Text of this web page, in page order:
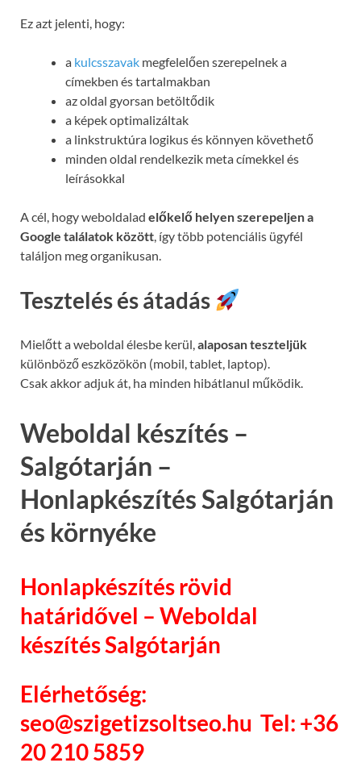
Ez azt jelenti, hogy:
a kulcsszavak megfelelően szerepelnek a
címekben és tartalmakban
az oldal gyorsan betöltődik
a képek optimalizáltak
a linkstruktúra logikus és könnyen követhető
minden oldal rendelkezik meta címekkel és
leírásokkal
A cél, hogy weboldalad előkelő helyen szerepeljen a
Google találatok között, így több potenciális ügyfél
találjon meg organikusan.
Tesztelés és átadás
Mielőtt a weboldal élesbe kerül,alaposan teszteljük
különböző eszközökön (mobil, tablet, laptop).
Csak akkor adjuk át, ha minden hibátlanul működik.
Weboldal készítés –
Salgótarján –
Honlapkészítés Salgótarján
és környéke
Honlapkészítés rövid
határidővel – Weboldal
készítés Salgótarján
Elérhetőség:
seo@szigetizsoltseo.hu Tel: +36
20 210 5859